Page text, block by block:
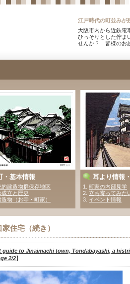
江戸時代の町並みが
大阪市内から近鉄電
ひっそりとした佇ま
せんか？ 皆様のお
・基本情報
的建造物群保存地区
成立と歴史
物（お寺・町家）
耳より情報
1
町家の内部見学
2 立ち寄ってみた
3. イベント情報
家住宅（続き）
guide to Jinaimachi town, Tondabayashi, a
2/2】